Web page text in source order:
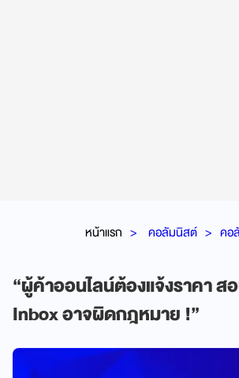
หน้าแรก คอลัมนิสต์ คอ
“ผู้ค้าออนไลน์ต้องแจ้งราคา ส
Inbox อาจผิดกฎหมาย !”